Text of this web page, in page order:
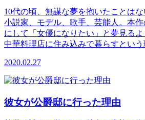
10代の頃、無謀な夢を抱いたことはな
小説家、モデル、歌手、芸能人。本
にして「女優になりたい」と夢見るよ
中華料理店に住み込みで暮らすとい
2020.02.27
彼女が公爵邸に行った理由